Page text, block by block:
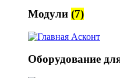
Модули (7)
Оборудование